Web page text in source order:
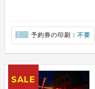
予約券の印刷： 不要
SALE